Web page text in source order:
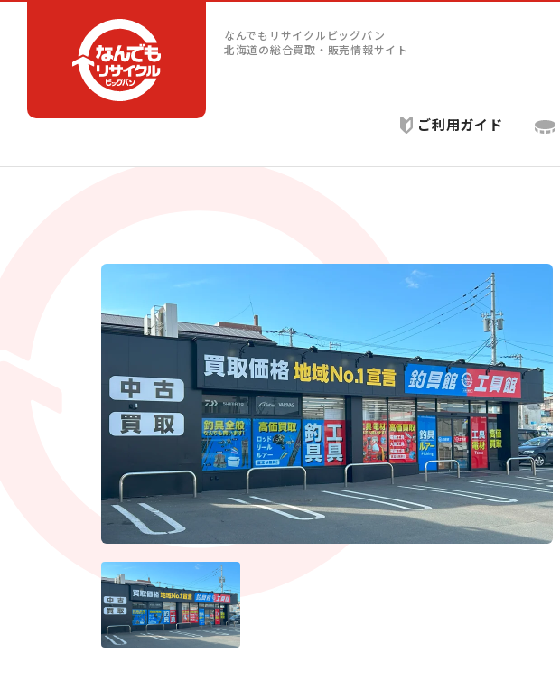
なんでもリサイクルビッグバン
北海道の総合買取・販売情報サイト
ご利用ガイド